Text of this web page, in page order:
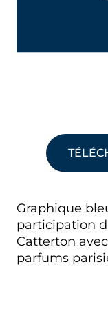
Graphique
participation
Catterton
parfums